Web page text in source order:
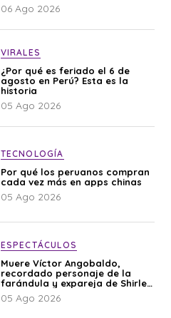
06 Ago 2026
VIRALES
¿Por qué es feriado el 6 de
agosto en Perú? Esta es la
historia
05 Ago 2026
TECNOLOGÍA
Por qué los peruanos compran
cada vez más en apps chinas
05 Ago 2026
ESPECTÁCULOS
Muere Víctor Angobaldo,
recordado personaje de la
farándula y expareja de Shirley
Cherres
05 Ago 2026